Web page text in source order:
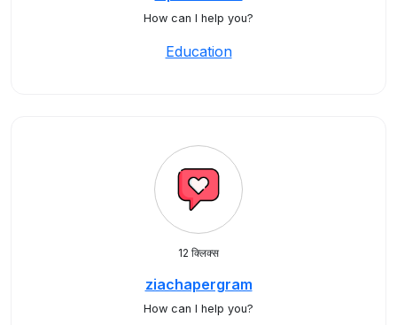
How can I help you?
Education
12 क्लिक्स
ziachapergram
How can I help you?